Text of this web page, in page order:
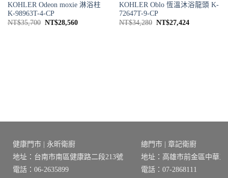
KOHLER Odeon moxie 淋浴柱
K-98963T-4-CP
NT$35,700 原
NT$28,560目
KOHLER Oblo 恆溫沐浴龍頭 K-
72647T-9-CP
NT$34,280 原
NT$27,424目
健康門市 | 永昕衛廚
地址：台南市南區健康路二段213號
電話：06-2635899
總門市 | 章記衛廚
地址：高雄市前金區中華三
電話：07-2868111